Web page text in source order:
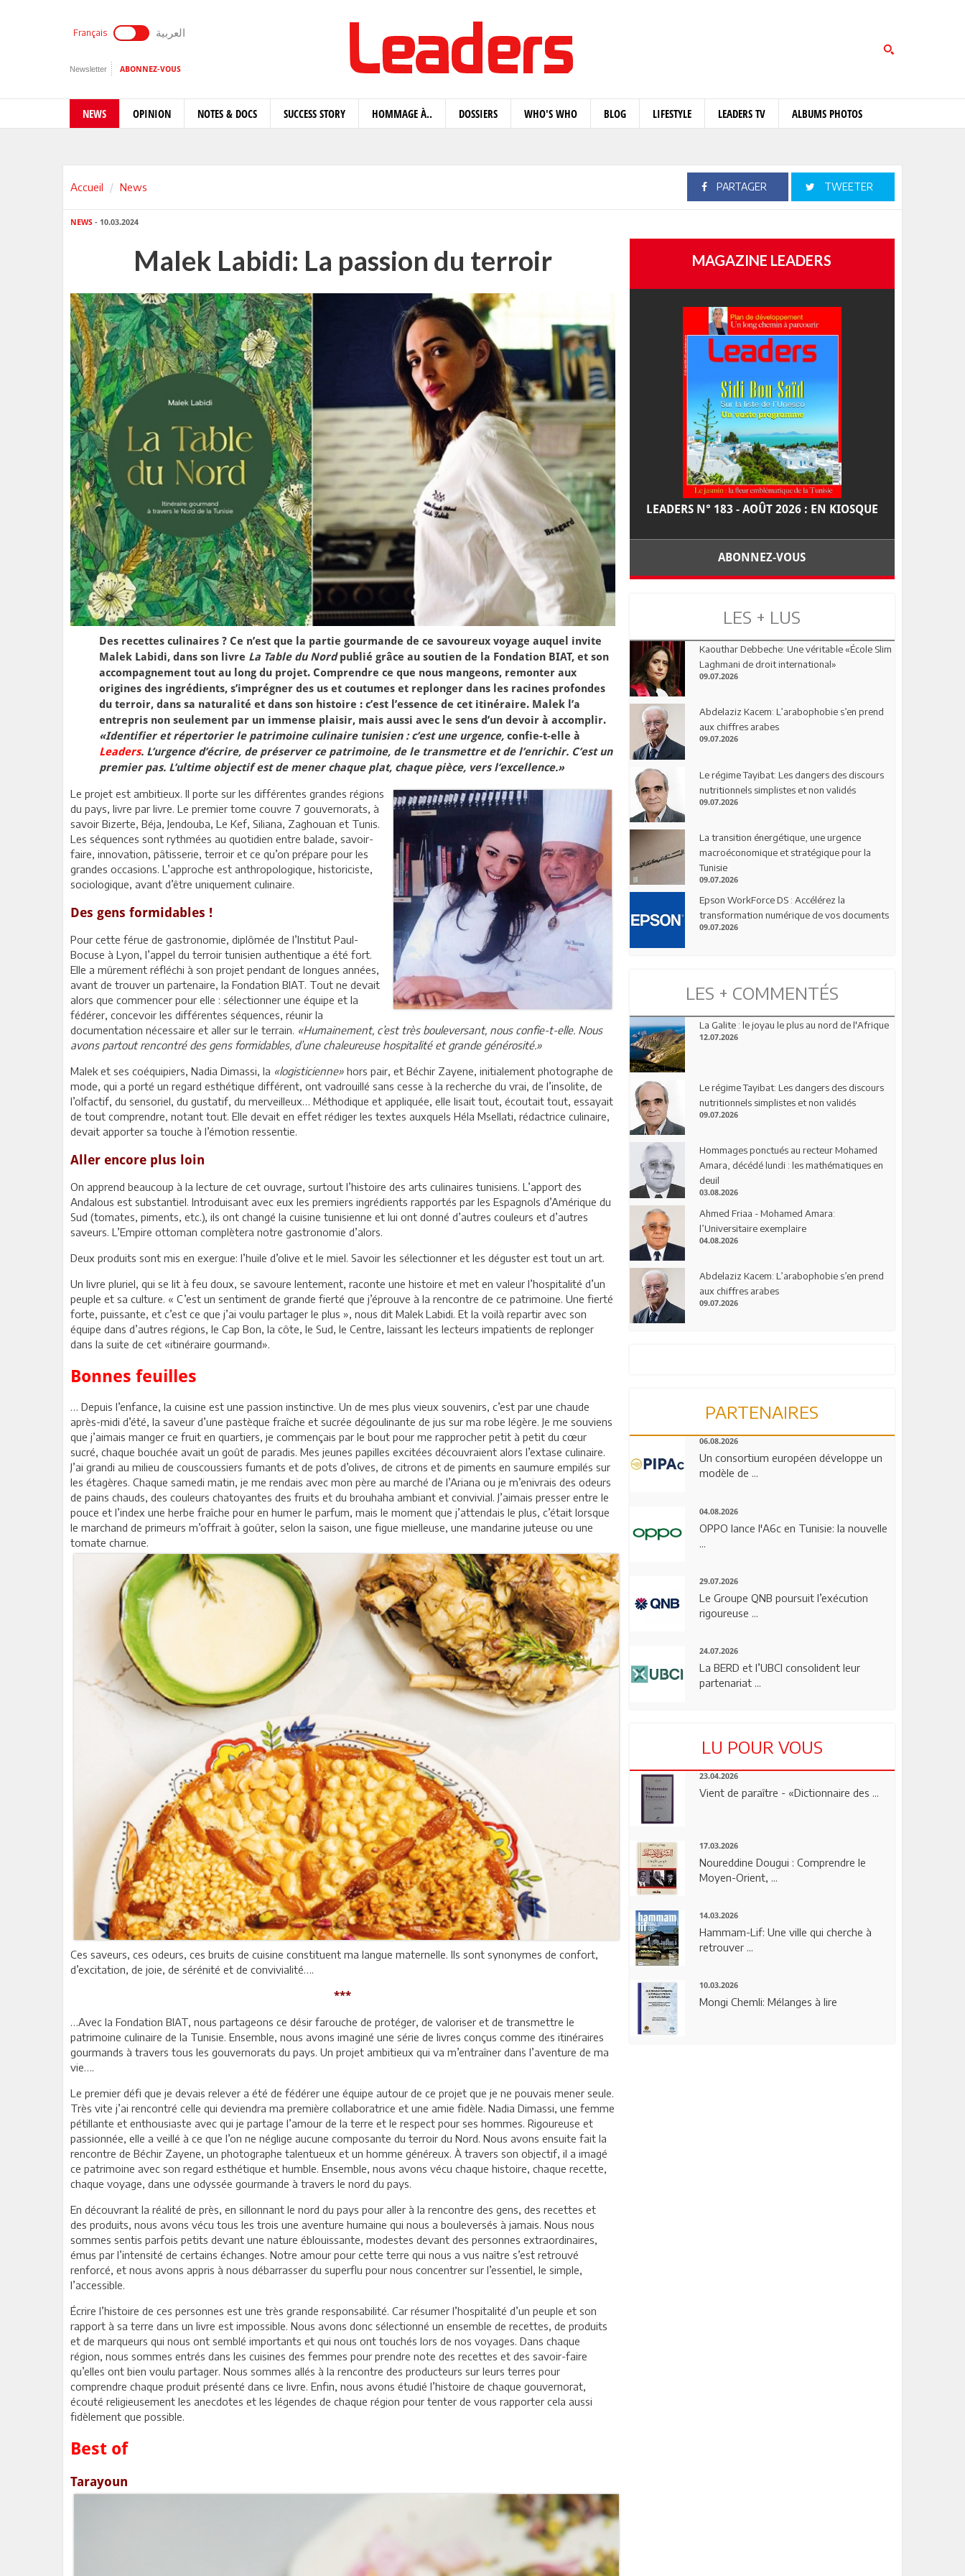
Français العربية
Newsletter ABONNEZ-VOUS
NEWS OPINION NOTES & DOCS SUCCESS STORY HOMMAGE À.. DOSSIERS WHO'S WHO BLOG LIFESTYLE LEADERS TV ALBUMS PHOTOS
Accueil News PARTAGER TWEETER
NEWS - 10.03.2024
Malek Labidi: La passion du terroir
Des recettes culinaires ? Ce n’est que la partie gourmande de ce savoureux voyage auquel invite
Malek Labidi, dans son livre La Table du Nordpublié grâce au soutien de la Fondation BIAT, et son
accompagnement tout au long du projet. Comprendre ce que nous mangeons, remonter aux
origines des ingrédients, s’imprégner des us et coutumes et replonger dans les racines profondes
du terroir, dans sa naturalité et dans son histoire : c’est l’essence de cet itinéraire. Malek l’a
entrepris non seulement par un immense plaisir, mais aussi avec le sens d’un devoir à accomplir.
«Identifier et répertorier le patrimoine culinaire tunisien : c’est une urgence, confie-t-elle à
Leaders. L’urgence d’écrire, de préserver ce patrimoine, de le transmettre et de l’enrichir. C’est un
premier pas. L’ultime objectif est de mener chaque plat, chaque pièce, vers l’excellence.»
Le projet est ambitieux. Il porte sur les différentes grandes régions
du pays, livre par livre. Le premier tome couvre 7 gouvernorats, à
savoir Bizerte, Béja, Jendouba, Le Kef, Siliana, Zaghouan et Tunis.
Les séquences sont rythmées au quotidien entre balade, savoir-
faire, innovation, pâtisserie, terroir et ce qu’on prépare pour les
grandes occasions. L’approche est anthropologique, historiciste,
sociologique, avant d’être uniquement culinaire.
Des gens formidables !
Pour cette férue de gastronomie, diplômée de l’Institut Paul-
Bocuse à Lyon, l’appel du terroir tunisien authentique a été fort.
Elle a mûrement réfléchi à son projet pendant de longues années,
avant de trouver un partenaire, la Fondation BIAT. Tout ne devait
alors que commencer pour elle : sélectionner une équipe et la
fédérer, concevoir les différentes séquences, réunir la
documentation nécessaire et aller sur le terrain. «Humainement, c’est très bouleversant, nous confie-t-elle. Nous
avons partout rencontré des gens formidables, d’une chaleureuse hospitalité et grande générosité.»
Malek et ses coéquipiers, Nadia Dimassi, la «logisticienne» hors pair, et Béchir Zayene, initialement photographe de
mode, qui a porté un regard esthétique différent, ont vadrouillé sans cesse à la recherche du vrai, de l’insolite, de
l’olfactif, du sensoriel, du gustatif, du merveilleux… Méthodique et appliquée, elle lisait tout, écoutait tout, essayait
de tout comprendre, notant tout. Elle devait en effet rédiger les textes auxquels Héla Msellati, rédactrice culinaire,
devait apporter sa touche à l’émotion ressentie.
Aller encore plus loin
On apprend beaucoup à la lecture de cet ouvrage, surtout l’histoire des arts culinaires tunisiens. L’apport des
Andalous est substantiel. Introduisant avec eux les premiers ingrédients rapportés par les Espagnols d’Amérique du
Sud (tomates, piments, etc.), ils ont changé la cuisine tunisienne et lui ont donné d’autres couleurs et d’autres
saveurs. L’Empire ottoman complètera notre gastronomie d’alors.
Deux produits sont mis en exergue: l’huile d’olive et le miel. Savoir les sélectionner et les déguster est tout un art.
Un livre pluriel, qui se lit à feu doux, se savoure lentement, raconte une histoire et met en valeur l’hospitalité d’un
peuple et sa culture. « C’est un sentiment de grande fierté que j’éprouve à la rencontre de ce patrimoine. Une fierté
forte, puissante, et c’est ce que j’ai voulu partager le plus », nous dit Malek Labidi. Et la voilà repartir avec son
équipe dans d’autres régions, le Cap Bon, la côte, le Sud, le Centre, laissant les lecteurs impatients de replonger
dans la suite de cet «itinéraire gourmand».
Bonnes feuilles
… Depuis l’enfance, la cuisine est une passion instinctive. Un de mes plus vieux souvenirs, c’est par une chaude
après-midi d’été, la saveur d’une pastèque fraîche et sucrée dégoulinante de jus sur ma robe légère. Je me souviens
que j’aimais manger ce fruit en quartiers, je commençais par le bout pour me rapprocher petit à petit du cœur
sucré, chaque bouchée avait un goût de paradis. Mes jeunes papilles excitées découvraient alors l’extase culinaire.
J’ai grandi au milieu de couscoussiers fumants et de pots d’olives, de citrons et de piments en saumure empilés sur
les étagères. Chaque samedi matin, je me rendais avec mon père au marché de l’Ariana ou je m’enivrais des odeurs
de pains chauds, des couleurs chatoyantes des fruits et du brouhaha ambiant et convivial. J’aimais presser entre le
pouce et l’index une herbe fraîche pour en humer le parfum, mais le moment que j’attendais le plus, c’était lorsque
le marchand de primeurs m’offrait à goûter, selon la saison, une figue mielleuse, une mandarine juteuse ou une
tomate charnue.
Ces saveurs, ces odeurs, ces bruits de cuisine constituent ma langue maternelle. Ils sont synonymes de confort,
d’excitation, de joie, de sérénité et de convivialité….
***
…Avec la Fondation BIAT, nous partageons ce désir farouche de protéger, de valoriser et de transmettre le
patrimoine culinaire de la Tunisie. Ensemble, nous avons imaginé une série de livres conçus comme des itinéraires
gourmands à travers tous les gouvernorats du pays. Un projet ambitieux qui va m’entraîner dans l’aventure de ma
vie….
Le premier défi que je devais relever a été de fédérer une équipe autour de ce projet que je ne pouvais mener seule.
Très vite j’ai rencontré celle qui deviendra ma première collaboratrice et une amie fidèle. Nadia Dimassi, une femme
pétillante et enthousiaste avec qui je partage l’amour de la terre et le respect pour ses hommes. Rigoureuse et
passionnée, elle a veillé à ce que l’on ne néglige aucune composante du terroir du Nord. Nous avons ensuite fait la
rencontre de Béchir Zayene, un photographe talentueux et un homme généreux. À travers son objectif, il a imagé
ce patrimoine avec son regard esthétique et humble. Ensemble, nous avons vécu chaque histoire, chaque recette,
chaque voyage, dans une odyssée gourmande à travers le nord du pays.
En découvrant la réalité de près, en sillonnant le nord du pays pour aller à la rencontre des gens, des recettes et
des produits, nous avons vécu tous les trois une aventure humaine qui nous a bouleversés à jamais. Nous nous
sommes sentis parfois petits devant une nature éblouissante, modestes devant des personnes extraordinaires,
émus par l’intensité de certains échanges. Notre amour pour cette terre qui nous a vus naître s’est retrouvé
renforcé, et nous avons appris à nous débarrasser du superflu pour nous concentrer sur l’essentiel, le simple,
l’accessible.
Écrire l’histoire de ces personnes est une très grande responsabilité. Car résumer l’hospitalité d’un peuple et son
rapport à sa terre dans un livre est impossible. Nous avons donc sélectionné un ensemble de recettes, de produits
et de marqueurs qui nous ont semblé importants et qui nous ont touchés lors de nos voyages. Dans chaque
région, nous sommes entrés dans les cuisines des femmes pour prendre note des recettes et des savoir-faire
qu’elles ont bien voulu partager. Nous sommes allés à la rencontre des producteurs sur leurs terres pour
comprendre chaque produit présenté dans ce livre. Enfin, nous avons étudié l’histoire de chaque gouvernorat,
écouté religieusement les anecdotes et les légendes de chaque région pour tenter de vous rapporter cela aussi
fidèlement que possible.
Best of
Tarayoun
MAGAZINE LEADERS
LEADERS N° 183 - AOÛT 2026 : EN KIOSQUE
ABONNEZ-VOUS
LES + LUS
Kaouthar Debbeche: Une véritable «École Slim
Laghmani de droit international»
09.07.2026
Abdelaziz Kacem: L’arabophobie s’en prend
aux chiffres arabes
09.07.2026
Le régime Tayibat: Les dangers des discours
nutritionnels simplistes et non validés
09.07.2026
La transition énergétique, une urgence
macroéconomique et stratégique pour la
Tunisie
09.07.2026
Epson WorkForce DS : Accélérez la
transformation numérique de vos documents
09.07.2026
LES + COMMENTÉS
La Galite : le joyau le plus au nord de l'Afrique
12.07.2026
Le régime Tayibat: Les dangers des discours
nutritionnels simplistes et non validés
09.07.2026
Hommages ponctués au recteur Mohamed
Amara, décédé lundi : les mathématiques en
deuil
03.08.2026
Ahmed Friaa - Mohamed Amara:
l’Universitaire exemplaire
04.08.2026
Abdelaziz Kacem: L’arabophobie s’en prend
aux chiffres arabes
09.07.2026
PARTENAIRES
06.08.2026
Un consortium européen développe un
modèle de ...
04.08.2026
OPPO lance l'A6c en Tunisie: la nouvelle
29.07.2026
Le Groupe QNB poursuit l’exécution
rigoureuse ...
24.07.2026
La BERD et l’UBCI consolident leur
partenariat ...
LU POUR VOUS
23.04.2026
Vient de paraître - «Dictionnaire des ...
17.03.2026
Noureddine Dougui : Comprendre le
Moyen-Orient, ...
14.03.2026
Hammam-Lif: Une ville qui cherche à
retrouver ...
10.03.2026
Mongi Chemli: Mélanges à lire